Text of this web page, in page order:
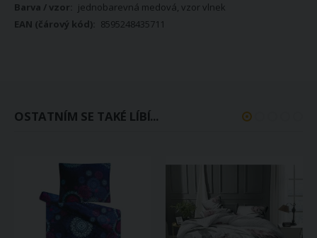
jednobarevná medová, vzor vlnek
8595248435711
OSTATNÍM SE TAKÉ LÍBÍ...